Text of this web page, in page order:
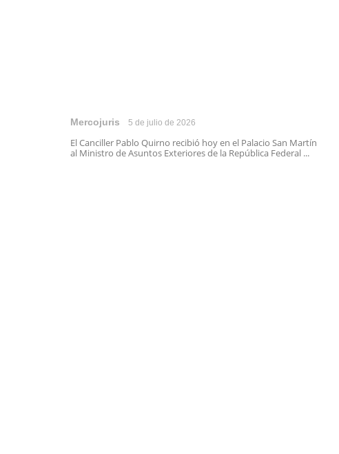
Mercojuris 5 de julio de 2026
El Canciller Pablo Quirno recibió hoy en el Palacio San Martín
al Ministro de Asuntos Exteriores de la República Federal ...